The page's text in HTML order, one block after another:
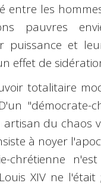
entre les
pauvres
puissance et
effet de
totalitaire
du chaos
à noyer
chrétienne
XIV ne